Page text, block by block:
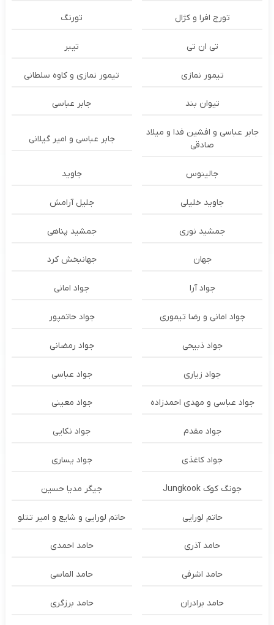
تورج افرا و کژال تورنگ
تی ان تی تیبر
تیمور نمازی تیمور نمازی و کاوه سلطانی
تیوان بند جابر عباسی
جابر عباسی و افشین فدا و میلاد
صادقی
جابر عباسی و امیر گیلانی
جالینوس جاوید
جاوید خلیلی جلیل آرامش
جمشید نوری جمشید پناهی
جهان جهانبخش کرد
جواد آرا جواد امانی
جواد امانی و رضا تیموری جواد حاتمپور
جواد ذبیحی جواد رمضانی
جواد زیاری جواد عباسی
جواد عباسی و مهدی احمدزاده جواد معینی
جواد مقدم جواد نکایی
جواد کاغذی جواد یساری
جونگ کوک Jungkook جیگر مدیا حسین
حاتم لورایی حاتم لورایی و شایع و امیر تتلو
حامد آذری حامد احمدی
حامد اشرفی حامد الماسی
حامد برادران حامد برزگری